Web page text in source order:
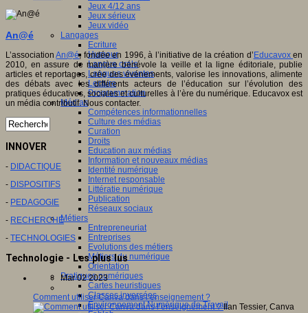
Jeux 4/12 ans
Jeux sérieux
Jeux vidéo
Langages
Ecriture
Humour
Langue orale
Langues vivantes
Lecture
Programmation
Médias
Compétences informationnelles
Culture des médias
Curation
Droits
Education aux médias
Information et nouveaux médias
Identité numérique
Internet responsable
Littératie numérique
Publication
Réseaux sociaux
Métiers
Entrepreneuriat
Entreprises
Evolutions des métiers
Métiers du numérique
Orientation
Pratiques numériques
Cartes heuristiques
Classes inversées
Environnement Numérique de Travail
An@é
L’associationAn@é, fondée en 1996, à l’initiative de la création d’ Educavoxen
2010, en assure de manière bénévole la veille et la ligne éditoriale, publie
articles et reportages, crée des événements, valorise les innovations, alimente
des débats avec les différents acteurs de l’éducation sur l’évolution des
pratiques éducatives, sociales et culturelles à l’ère du numérique. Educavox est
un média contributif. Nous contacter.
INNOVER
- DIDACTIQUE
- DISPOSITIFS
- PEDAGOGIE
- RECHERCHE
- TECHNOLOGIES
Technologie - Les plus lus
Mar 02 2023
Comment utiliser Canva dans l’enseignement ?
Ilan Tessier, Canva